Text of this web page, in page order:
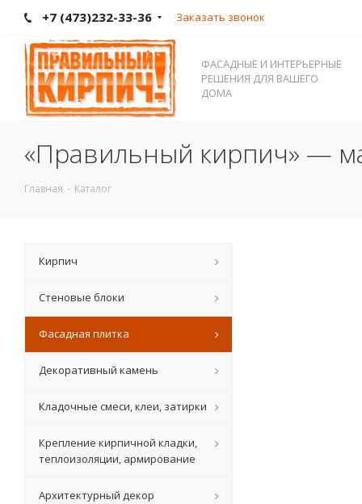
+7 (473)232-33-36 Заказать звонок
ФАСАДНЫЕ И ИНТЕРЬЕРНЫЕ
РЕШЕНИЯ ДЛЯ ВАШЕГО
ДОМА
«Правильный кирпич» —
Главная - Каталог
Кирпич
Стеновые блоки
Фасадная плитка
Декоративный камень
Кладочные смеси, клеи, затирки
Крепление кирпичной кладки,
теплоизоляции, армирование
Архитектурный декор